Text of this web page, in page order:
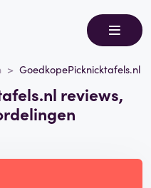
GoedkopePicknicktafels.nl
reviews,